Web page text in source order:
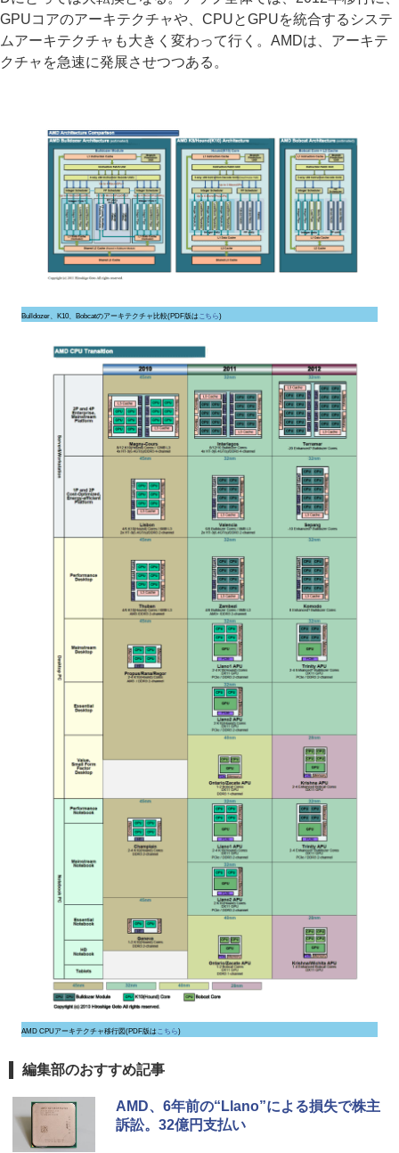
GPUコアのアーキテクチャや、CPUとGPUを統合するシステ
ムアーキテクチャも大きく変わって行く。AMDは、アーキテ
クチャを急速に発展させつつある。
Bulldozer、K10、Bobcatのアーキテクチャ比較(PDF版は こちら)
AMD CPUアーキテクチャ移行図(PDF版は こちら)
編集部のおすすめ記事
AMD、6年前の“Llano”による損失で株主
訴訟。32億円支払い